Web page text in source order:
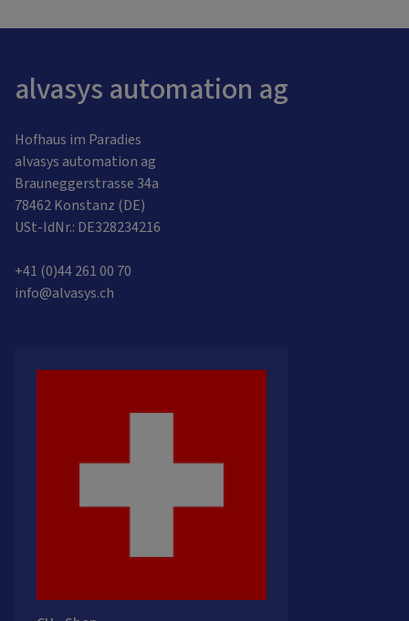
alvasys automation ag
Hofhaus im Paradies
alvasys automation ag
Brauneggerstrasse 34a
78462 Konstanz (DE)
USt-IdNr.: DE328234216
+41 (0)44 261 00 70
info@alvasys.ch